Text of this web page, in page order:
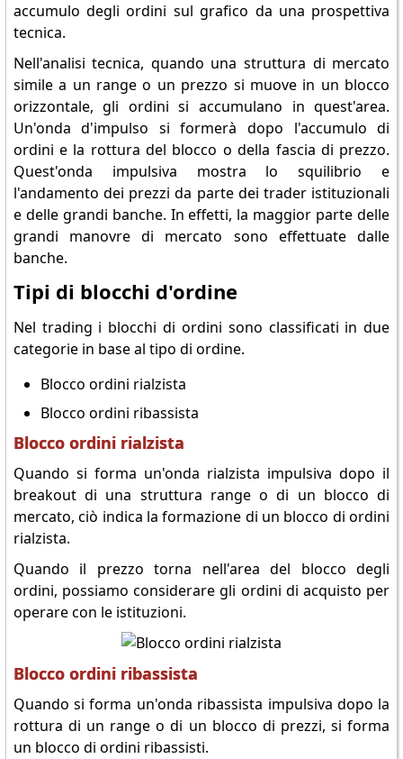
accumulo degli ordini sul grafico da una prospettiva
tecnica.
Nell'analisi tecnica, quando una struttura di mercato
simile a un range o un prezzo si muove in un blocco
orizzontale, gli ordini si accumulano in quest'area.
Un'onda d'impulso si formerà dopo l'accumulo di
ordini e la rottura del blocco o della fascia di prezzo.
Quest'onda impulsiva mostra lo squilibrio e
l'andamento dei prezzi da parte dei trader istituzionali
e delle grandi banche. In effetti, la maggior parte delle
grandi manovre di mercato sono effettuate dalle
banche.
Tipi di blocchi d'ordine
Nel trading i blocchi di ordini sono classificati in due
categorie in base al tipo di ordine.
Blocco ordini rialzista
Blocco ordini ribassista
Blocco ordini rialzista
Quando si forma un'onda rialzista impulsiva dopo il
breakout di una struttura range o di un blocco di
mercato, ciò indica la formazione di un blocco di ordini
rialzista.
Quando il prezzo torna nell'area del blocco degli
ordini, possiamo considerare gli ordini di acquisto per
operare con le istituzioni.
Blocco ordini ribassista
Quando si forma un'onda ribassista impulsiva dopo la
rottura di un range o di un blocco di prezzi, si forma
un blocco di ordini ribassisti.